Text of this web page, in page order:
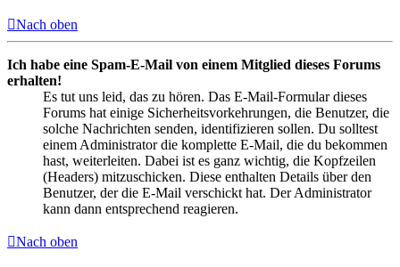
Nach oben
Ich habe eine Spam-E-Mail von einem Mitglied dieses Forums
erhalten!
Es tut uns leid, das zu hören. Das E-Mail-Formular dieses
Forums hat einige Sicherheitsvorkehrungen, die Benutzer, die
solche Nachrichten senden, identifizieren sollen. Du solltest
einem Administrator die komplette E-Mail, die du bekommen
hast, weiterleiten. Dabei ist es ganz wichtig, die Kopfzeilen
(Headers) mitzuschicken. Diese enthalten Details über den
Benutzer, der die E-Mail verschickt hat. Der Administrator
kann dann entsprechend reagieren.
Nach oben